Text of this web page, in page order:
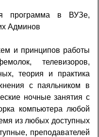
программа в ВУЗе,
Админов
и принципов работы
телевизоров,
теория и практика
с паяльником в
ночные занятия с
компьютера любой
из любых доступных
преподавателей